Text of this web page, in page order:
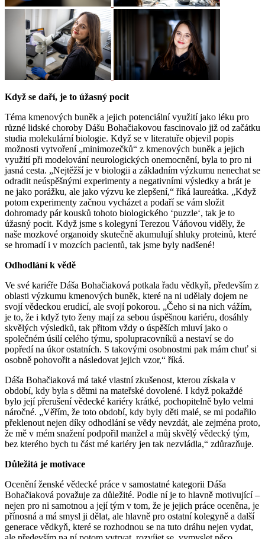
Když se daří, je to úžasný pocit
Téma kmenových buněk a jejich potenciální využití jako léku pro
různé lidské choroby Dášu Bohačiakovou fascinovalo již od začátku
studia molekulární biologie. Když se v literatuře objevil popis
možnosti vytvoření „minimozečků“ z kmenových buněk a jejich
využití při modelování neurologických onemocnění, byla to pro ni
jasná cesta. „Nejtěžší je v biologii a základním výzkumu nenechat se
odradit neúspěšnými experimenty a negativními výsledky a brát je
ne jako porážku, ale jako výzvu ke zlepšení,“ říká laureátka. „Když
potom experimenty začnou vycházet a podaří se vám složit
dohromady pár kousků tohoto biologického ‘puzzle‘, tak je to
úžasný pocit. Když jsme s kolegyní Terezou Váňovou viděly, že
naše mozkové organoidy skutečně akumulují shluky proteinů, které
se hromadí i v mozcích pacientů, tak jsme byly nadšené!
Odhodlání k vědě
Ve své kariéře Dáša Bohačiaková potkala řadu vědkyň, především z
oblasti výzkumu kmenových buněk, které na ni udělaly dojem ne
svojí vědeckou erudicí, ale svojí pokorou. „Čeho si na nich vážím,
je to, že i když tyto ženy mají za sebou úspěšnou kariéru, dosáhly
skvělých výsledků, tak přitom vždy o úspěších mluví jako o
společném úsilí celého týmu, spolupracovníků a nestaví se do
popředí na úkor ostatních. S takovými osobnostmi pak mám chuť si
osobně pohovořit a následovat jejich vzor,“ říká.
Dáša Bohačiaková má také vlastní zkušenost, kterou získala v
období, kdy byla s dětmi na mateřské dovolené. I když pokaždé
bylo její přerušení vědecké kariéry krátké, pochopitelně bylo velmi
náročné. „Věřím, že toto období, kdy byly děti malé, se mi podařilo
překlenout nejen díky odhodlání se vědy nevzdát, ale zejména proto,
že mě v mém snažení podpořil manžel a můj skvělý vědecký tým,
bez kterého bych tu část mé kariéry jen tak nezvládla,“ zdůrazňuje.
Důležitá je motivace
Ocenění ženské vědecké práce v samostatné kategorii Dáša
Bohačiaková považuje za důležité. Podle ní je to hlavně motivující –
nejen pro ni samotnou a její tým v tom, že je jejich práce oceněna, je
přínosná a má smysl ji dělat, ale hlavně pro ostatní kolegyně a další
generace vědkyň, které se rozhodnou se na tuto dráhu nejen vydat,